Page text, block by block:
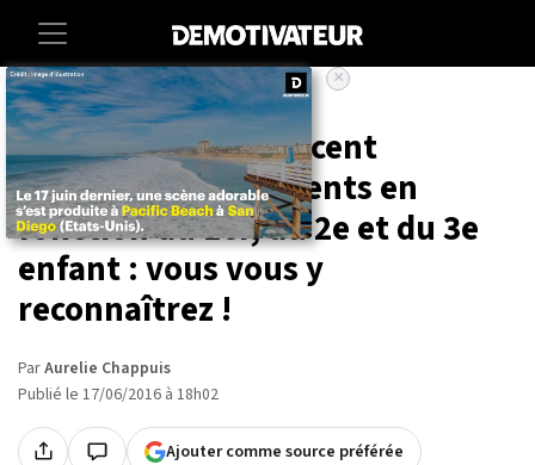
Accueil Insolite
10 images qui retracent
l'évolution des parents en
fonction du 1er, du 2e et du 3e
enfant : vous vous y
reconnaîtrez !
ParAurelie Chappuis
Publié le 17/06/2016 à 18h02
Ajouter comme source préférée
×